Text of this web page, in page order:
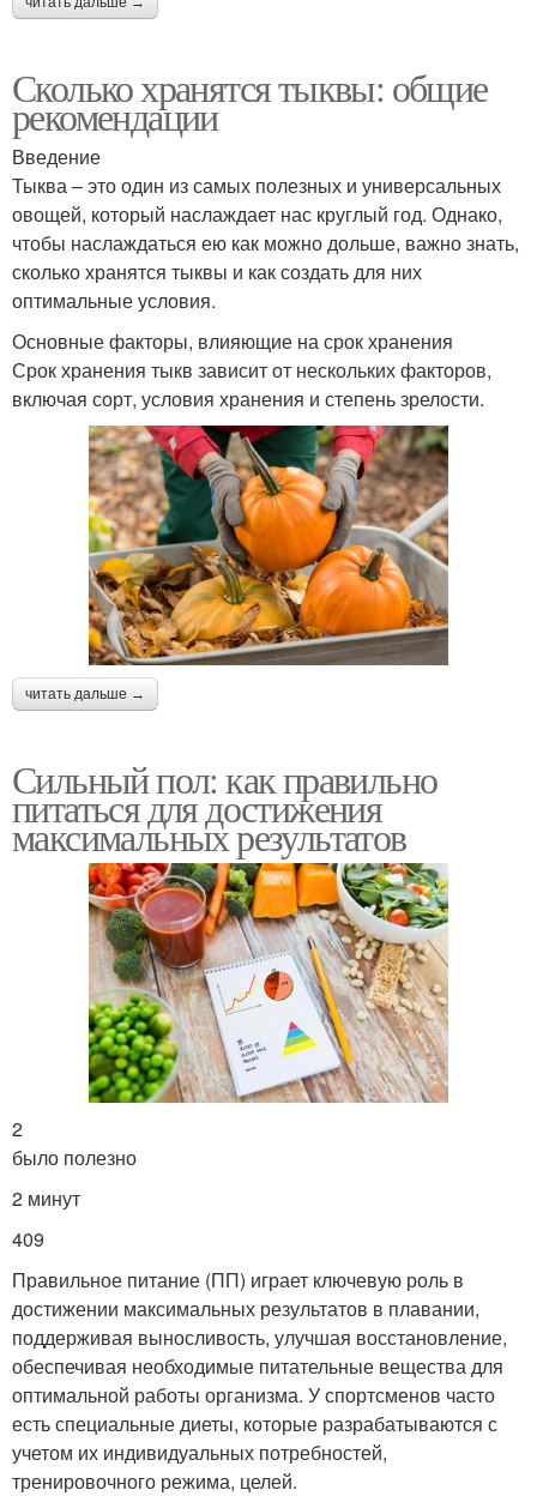
Сколько хранятся тыквы: общие
рекомендации
Введение
Тыква – это один из самых полезных и универсальных
овощей, который наслаждает нас круглый год. Однако,
чтобы наслаждаться ею как можно дольше, важно знать,
сколько хранятся тыквы и как создать для них
оптимальные условия.
Основные факторы, влияющие на срок хранения
Срок хранения тыкв зависит от нескольких факторов,
включая сорт, условия хранения и степень зрелости.
читать дальше →
Сильный пол: как правильно
питаться для достижения
максимальных результатов
2
было полезно
2 минут
409
Правильное питание (ПП) играет ключевую роль в
достижении максимальных результатов в плавании,
поддерживая выносливость, улучшая восстановление,
обеспечивая необходимые питательные вещества для
оптимальной работы организма. У спортсменов часто
есть специальные диеты, которые разрабатываются с
учетом их индивидуальных потребностей,
тренировочного режима, целей.